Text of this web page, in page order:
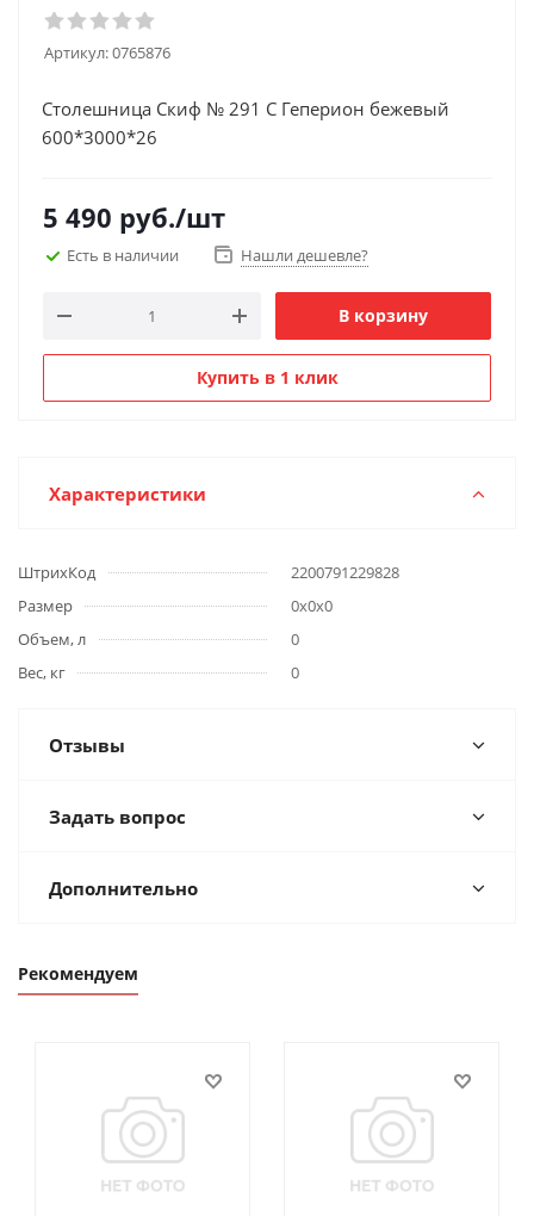
Артикул:0765876
Столешница Скиф № 291 С Геперион бежевый
600*3000*26
5 490 руб./шт
Есть в наличии Нашли дешевле?
В корзину
Купить в 1 клик
Характеристики
ШтрихКод
2200791229828
Размер
0х0х0
Объем, л
0
Вес, кг
0
Отзывы
Задать вопрос
Дополнительно
Рекомендуем